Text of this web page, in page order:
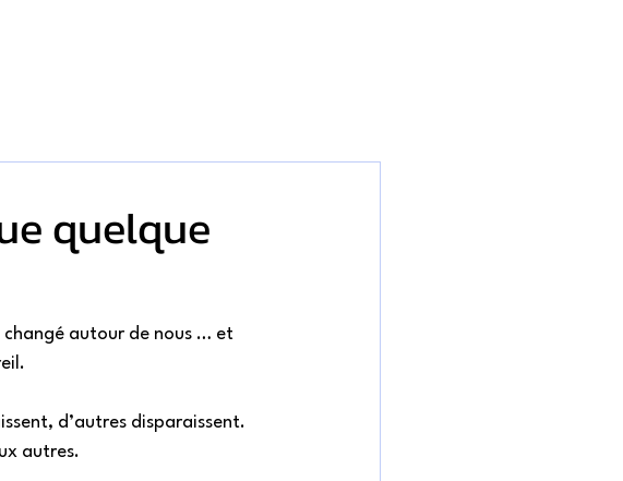
quelque
changé autour de nous … et
d’autres disparaissent.
autres.